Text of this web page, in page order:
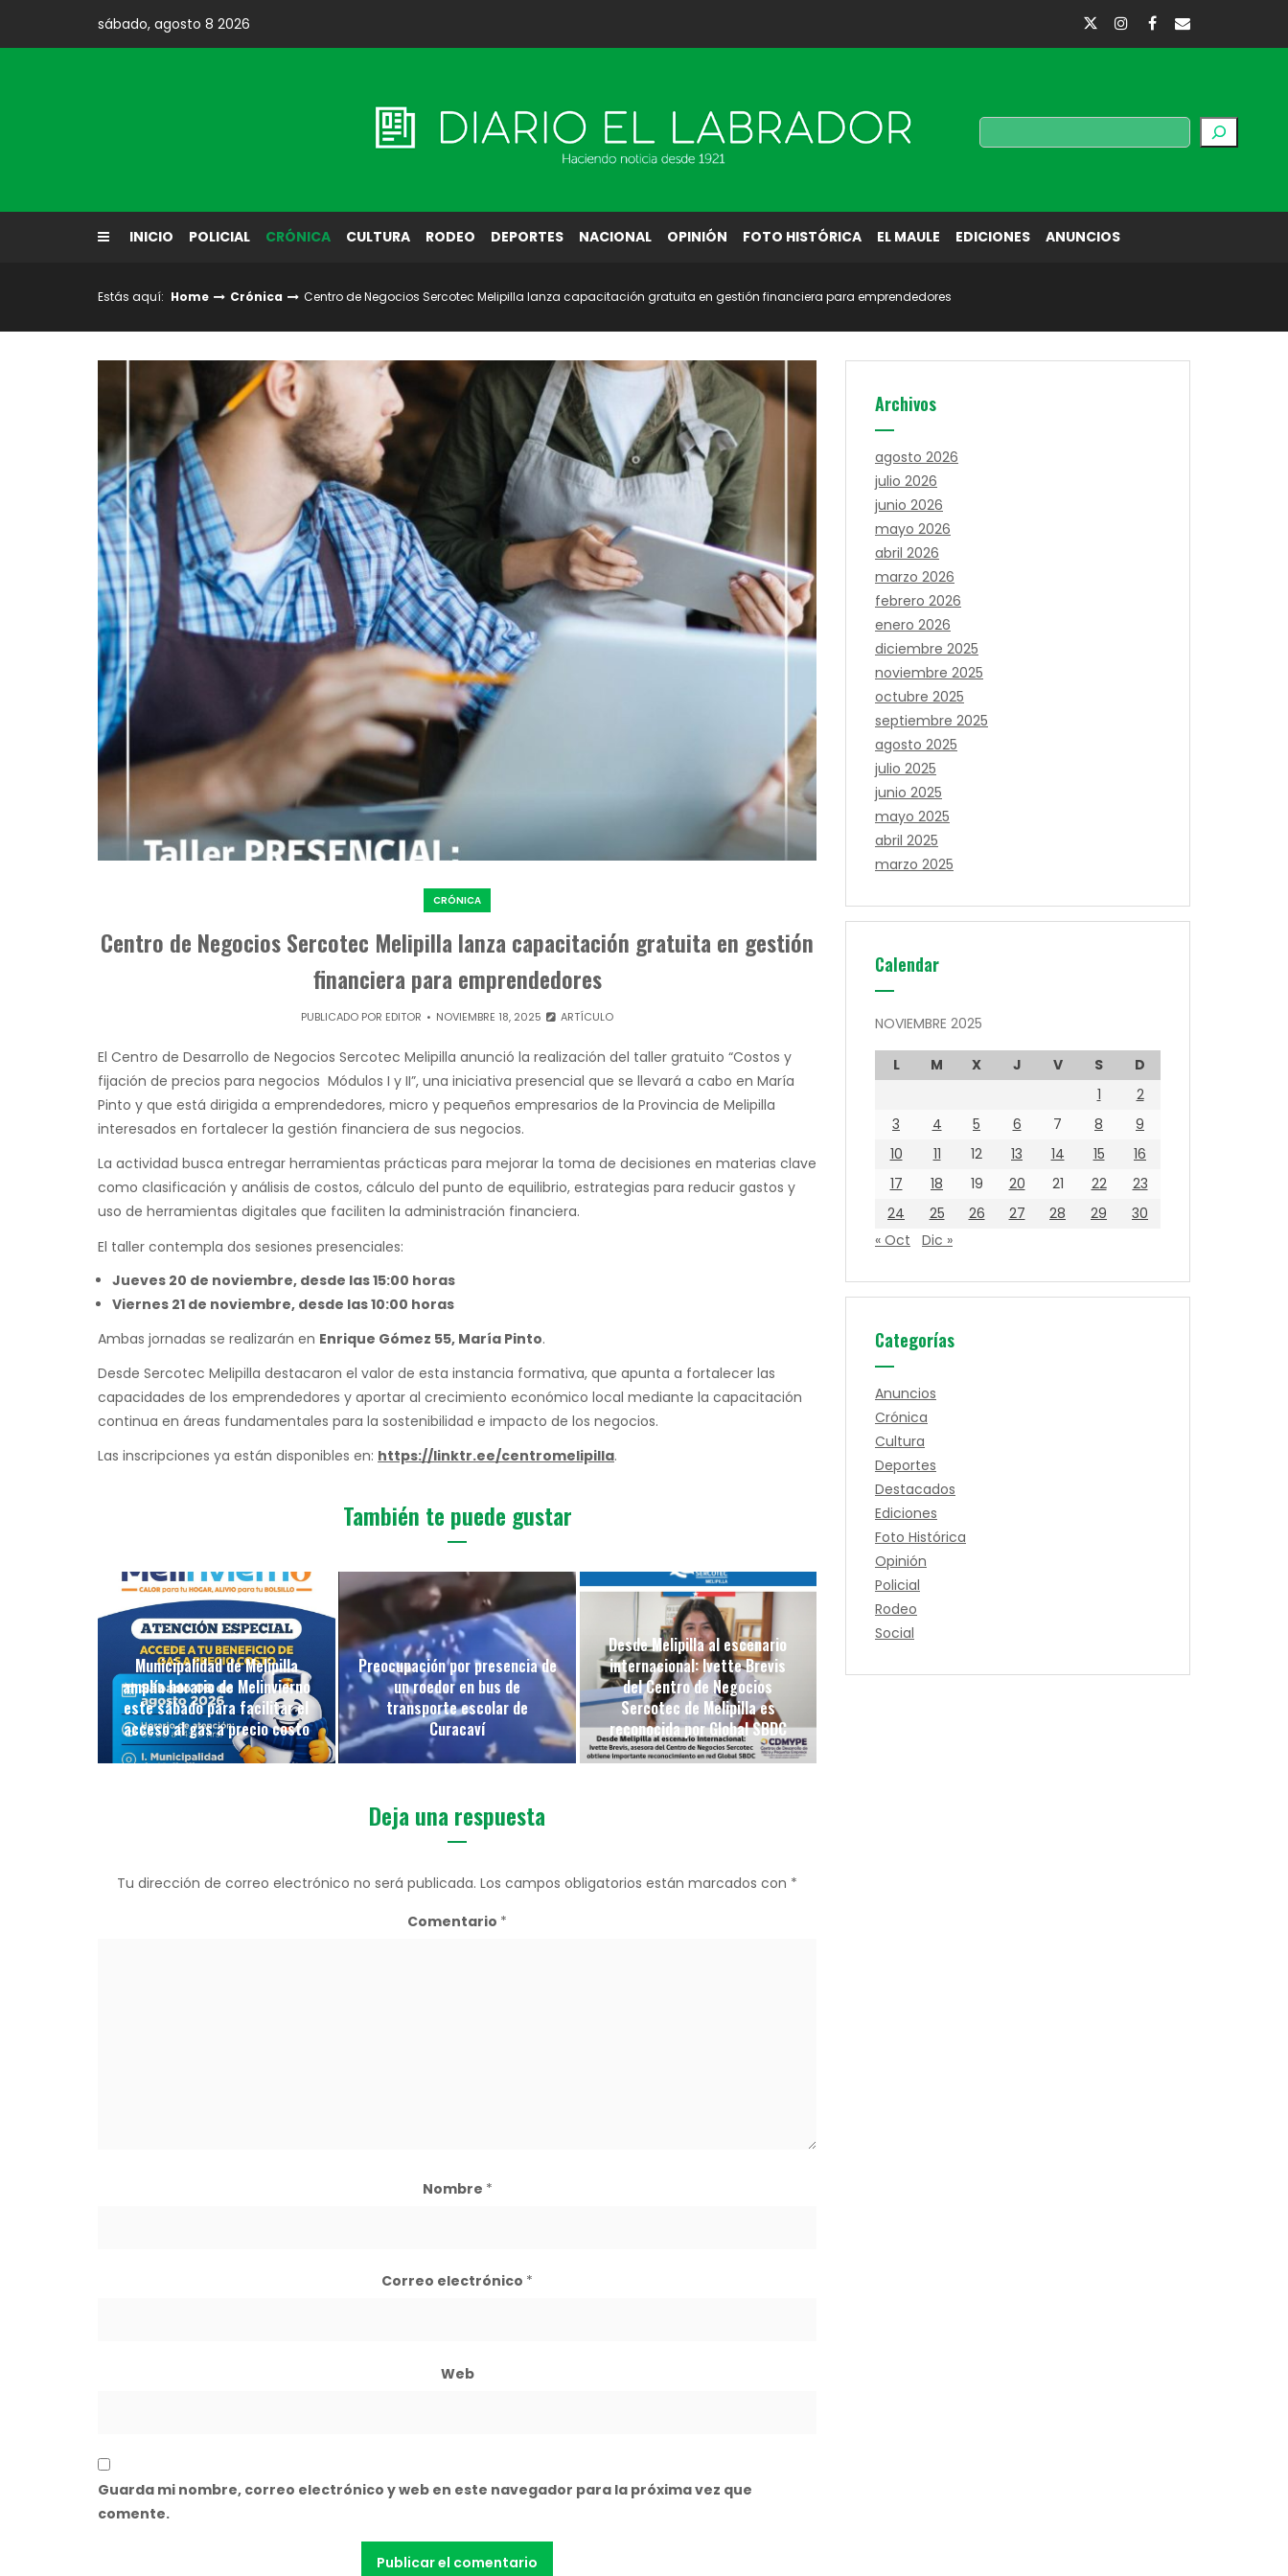
content
sábado, agosto 8 2026
Diario El Labrador Buscar
INICIO POLICIAL CRÓNICA CULTURA RODEO DEPORTES NACIONAL OPINIÓN FOTO HISTÓRICA EL MAULE EDICIONES ANUNCIOS
Estás aquí: Home Crónica Centro de Negocios Sercotec Melipilla lanza capacitación gratuita en gestión financiera para emprendedores
CRÓNICA
Centro de Negocios Sercotec Melipilla lanza capacitación gratuita en gestión
financiera para emprendedores
PUBLICADO POR EDITOR NOVIEMBRE 18, 2025 ARTÍCULO
El Centro de Desarrollo de Negocios Sercotec Melipilla anunció la realización del taller gratuito “Costos y
fijación de precios para negocios Módulos I y II”, una iniciativa presencial que se llevará a cabo en María
Pinto y que está dirigida a emprendedores, micro y pequeños empresarios de la Provincia de Melipilla
interesados en fortalecer la gestión financiera de sus negocios.
La actividad busca entregar herramientas prácticas para mejorar la toma de decisiones en materias clave
como clasificación y análisis de costos, cálculo del punto de equilibrio, estrategias para reducir gastos y
uso de herramientas digitales que faciliten la administración financiera.
El taller contempla dos sesiones presenciales:
Jueves 20 de noviembre, desde las 15:00 horas
Viernes 21 de noviembre, desde las 10:00 horas
Ambas jornadas se realizarán en Enrique Gómez 55, María Pinto.
Desde Sercotec Melipilla destacaron el valor de esta instancia formativa, que apunta a fortalecer las
capacidades de los emprendedores y aportar al crecimiento económico local mediante la capacitación
continua en áreas fundamentales para la sostenibilidad e impacto de los negocios.
Las inscripciones ya están disponibles en: https://linktr.ee/centromelipilla.
También te puede gustar
Municipalidad de Melipilla
amplía horario de Melinvierno
este sábado para facilitar el
acceso al gas a precio costo
Preocupación por presencia de
un roedor en bus de
transporte escolar de
Curacaví
Desde Melipilla al escenario
internacional: Ivette Brevis
del Centro de Negocios
Sercotec de Melipilla es
reconocida por Global SBDC
Deja una respuesta
Tu dirección de correo electrónico no será publicada. Los campos obligatorios están marcados con *
Comentario *
Nombre *
Correo electrónico *
Web
Guarda mi nombre, correo electrónico y web en este navegador para la próxima vez que
comente.
Archivos
agosto 2026
julio 2026
junio 2026
mayo 2026
abril 2026
marzo 2026
febrero 2026
enero 2026
diciembre 2025
noviembre 2025
octubre 2025
septiembre 2025
agosto 2025
julio 2025
junio 2025
mayo 2025
abril 2025
marzo 2025
Calendar
NOVIEMBRE 2025
L M X J V S
D
1
2
3
4 5 6 7 8
9
10
11 12 13 14 15
16
17
18 19 20 21 22
23
24
25 26 27 28 29
30
« Oct
Dic »
Categorías
Anuncios
Crónica
Cultura
Deportes
Destacados
Ediciones
Foto Histórica
Opinión
Policial
Rodeo
Social